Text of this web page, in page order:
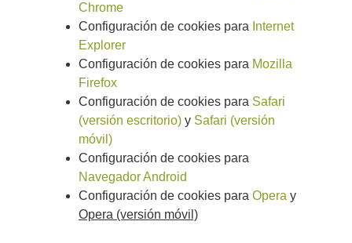
Chrome
Configuración de cookies para Internet
Explorer
Configuración de cookies para Mozilla
Firefox
Configuración de cookies para Safari
(versión escritorio) y Safari (versión
móvil)
Configuración de cookies para
Navegador Android
Configuración de cookies para Opera y
Opera (versión móvil)